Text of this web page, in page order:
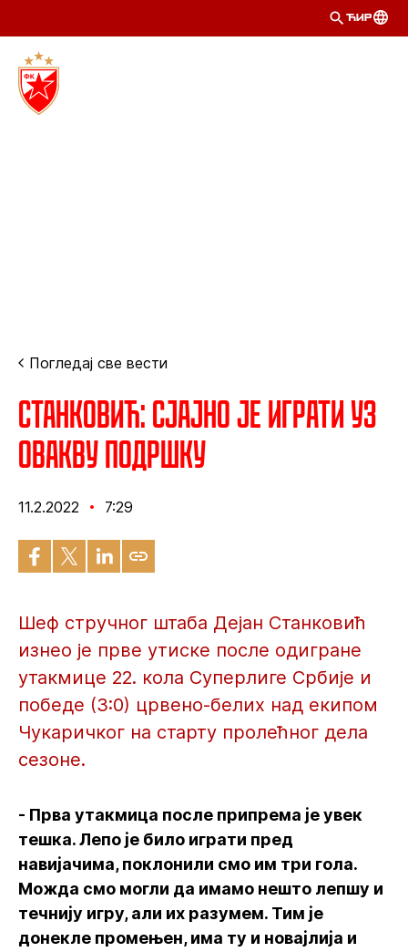
ЋИР
Погледај све вести
Станковић: Сјајно је играти уз
овакву подршку
11.2.2022 7:29
Шеф стручног штаба Дејан Станковић
изнео је прве утиске после одигране
утакмице 22. кола Суперлиге Србије и
победе (3:0) црвено-белих над екипом
Чукаричког на старту пролећног дела
сезоне.
- Прва утакмица после припрема је увек
тешка. Лепо је било играти пред
навијачима, поклонили смо им три гола.
Можда смо могли да имамо нешто лепшу и
течнију игру, али их разумем. Тим је
донекле промењен, има ту и новајлија и